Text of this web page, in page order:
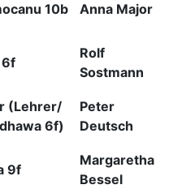
10b Anna Major
6f
Rolf
Sostmann
(Lehrer/
6f)
Peter
Deutsch
9f
Margaretha
Bessel